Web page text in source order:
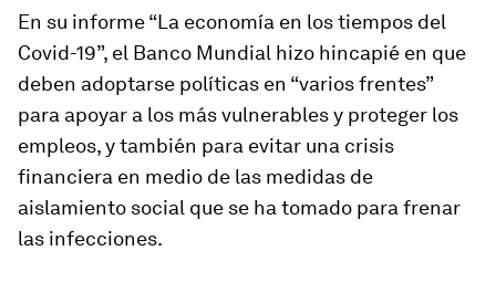
En su informe “La economía en los tiempos del
Covid-19”, el Banco Mundial hizo hincapié en que
deben adoptarse políticas en “varios frentes”
para apoyar a los más vulnerables y proteger los
empleos, y también para evitar una crisis
financiera en medio de las medidas de
aislamiento social que se ha tomado para frenar
las infecciones.